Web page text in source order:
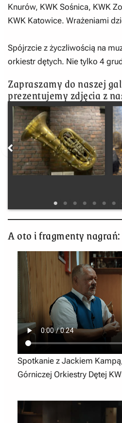
Knurów, KWK Sośnica, KWK
KWK Katowice. Wrażeniami
Spójrzcie z życzliwością na
orkiestr dętych. Nie tylko 4
Zapraszamy do naszej
prezentujemy zdjęcia z
A oto i fragmenty nagrań:
Spotkanie z Jackiem
Górniczej Orkiestry Dętej